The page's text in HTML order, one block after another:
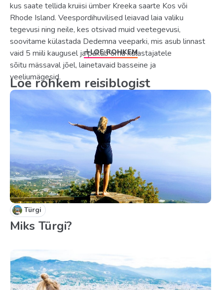
kus saate tellida kruiisi ümber Kreeka saarte Kos või
Rhode Island. Veespordihuvilised leiavad laia valiku
tegevusi ning neile, kes otsivad muid veetegevusi,
soovitame külastada Dedemna veeparki, mis asub linnast
vaid 5 miili kaugusel ja pakub oma külastajatele
sõitu mässaval jõel, lainetavaid basseine ja
veeliumägesid.
LOE ROHKEM
Loe rohkem reisiblogist
Türgi
Miks Türgi?